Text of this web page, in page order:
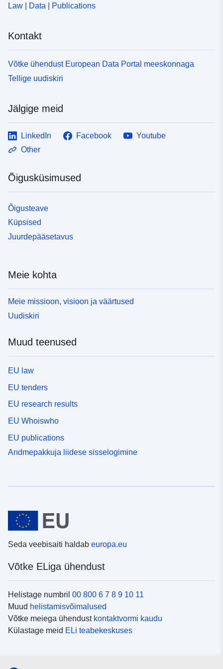
Law | Data | Publications
Kontakt
Võtke ühendust European Data Portal meeskonnaga
Tellige uudiskiri
Jälgige meid
LinkedIn Facebook
Youtube
Other
Õigusküsimused
Õigusteave
Küpsised
Juurdepääsetavus
Meie kohta
Meie missioon, visioon ja väärtused
Uudiskiri
Muud teenused
EU law
EU tenders
EU research results
EU Whoiswho
EU publications
Andmepakkuja liidese sisselogimine
Seda veebisaiti haldab europa.eu
Võtke ELiga ühendust
Helistage numbril 00 800 6 7 8 9 10 11
Muud helistamisvõimalused
Võtke meiega ühendust kontaktvormi kaudu
Külastage meid ELi teabekeskuses